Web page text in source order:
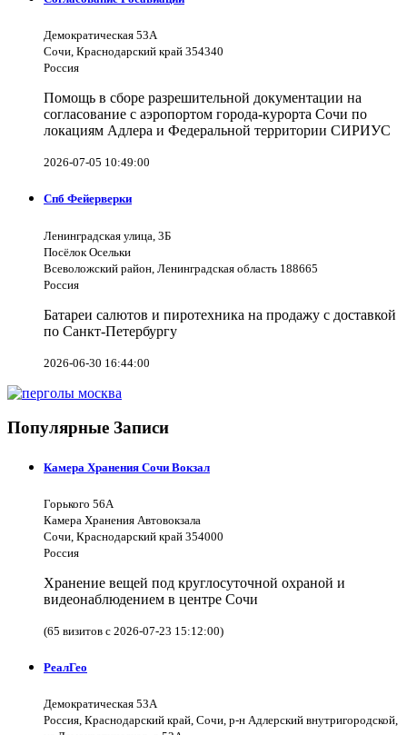
Демократическая 53А
Сочи, Краснодарский край 354340
Россия
Помощь в сборе разрешительной документации на
согласование с аэропортом города-курорта Сочи по
локациям Адлера и Федеральной территории СИРИУС
2026-07-05 10:49:00
Спб Фейерверки
Ленинградская улица, 3Б
Посёлок Осельки
Всеволожский район, Ленинградская область 188665
Россия
Батареи салютов и пиротехника на продажу с доставкой
по Санкт-Петербургу
2026-06-30 16:44:00
Популярные Записи
Камера Хранения Сочи Вокзал
Горького 56А
Камера Хранения Автовокзала
Сочи, Краснодарский край 354000
Россия
Хранение вещей под круглосуточной охраной и
видеонаблюдением в центре Сочи
(65 визитов с 2026-07-23 15:12:00)
РеалГео
Демократическая 53А
Россия, Краснодарский край, Сочи, р-н Адлерский внутригородской,